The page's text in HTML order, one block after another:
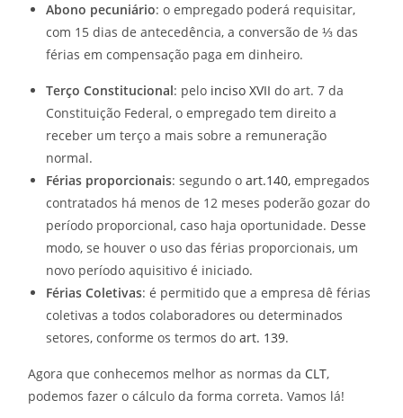
Abono pecuniário: o empregado poderá requisitar,
com 15 dias de antecedência, a conversão de ⅓ das
férias em compensação paga em dinheiro.
Terço Constitucional: pelo inciso XVII do art. 7 da
Constituição Federal, o empregado tem direito a
receber um terço a mais sobre a remuneração
normal.
Férias proporcionais: segundo o art.140, empregados
contratados há menos de 12 meses poderão gozar do
período proporcional, caso haja oportunidade. Desse
modo, se houver o uso das férias proporcionais, um
novo período aquisitivo é iniciado.
Férias Coletivas: é permitido que a empresa dê férias
coletivas a todos colaboradores ou determinados
setores, conforme os termos doart. 139.
Agora que conhecemos melhor as normas da CLT,
podemos fazer o cálculo da forma correta. Vamos lá!